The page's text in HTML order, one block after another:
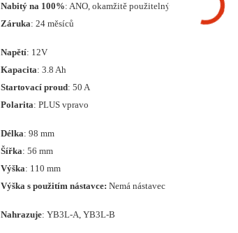
Nabitý na 100%: ANO, okamžitě použitelný
Záruka: 24 měsíců
Napětí: 12V
Kapacita: 3.8 Ah
Startovací proud: 50 A
Polarita: PLUS vpravo
Délka: 98 mm
Šířka: 56 mm
Výška: 110 mm
Výška s použitím nástavce: Nemá nástavec
Nahrazuje: YB3L-A, YB3L-B